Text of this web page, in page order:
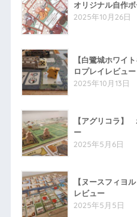
オリジナル自作
2025年10月26日
【白鷺城ホワイ
ロプレイレビュー
2025年10月13日
【アグリコラ】
ー
2025年5月6日
【ヌースフィヨ
レビュー
2025年5月5日